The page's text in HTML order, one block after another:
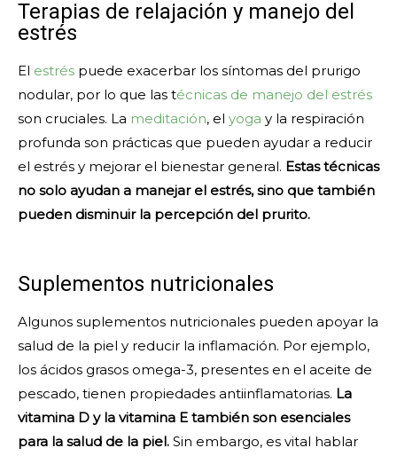
Terapias de relajación y manejo del
estrés
El estrés puede exacerbar los síntomas del prurigo
nodular, por lo que las técnicas de manejo del estrés
son cruciales. La meditación, el yoga y la respiración
profunda son prácticas que pueden ayudar a reducir
el estrés y mejorar el bienestar general. Estas técnicas
no solo ayudan a manejar el estrés, sino que también
pueden disminuir la percepción del prurito.
Suplementos nutricionales
Algunos suplementos nutricionales pueden apoyar la
salud de la piel y reducir la inflamación. Por ejemplo,
los ácidos grasos omega-3, presentes en el aceite de
pescado, tienen propiedades antiinflamatorias. La
vitamina D y la vitamina E también son esenciales
para la salud de la piel. Sin embargo, es vital hablar